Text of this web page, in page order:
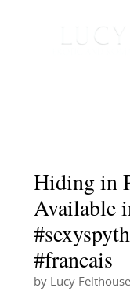
Hiding in
Available
#francais
by Lucy Felthouse